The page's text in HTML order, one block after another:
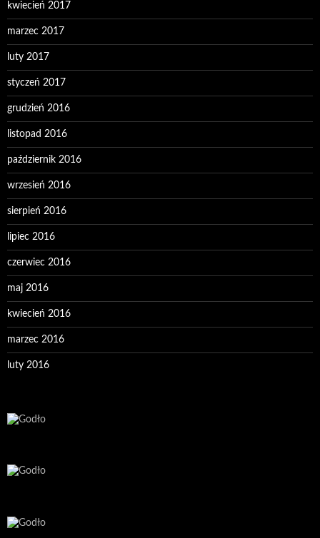
kwiecień 2017
marzec 2017
luty 2017
styczeń 2017
grudzień 2016
listopad 2016
październik 2016
wrzesień 2016
sierpień 2016
lipiec 2016
czerwiec 2016
maj 2016
kwiecień 2016
marzec 2016
luty 2016